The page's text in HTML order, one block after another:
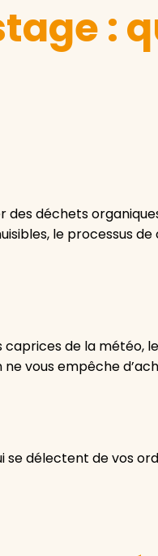
:
déchets
le processus
de la météo,
vous empêche
délectent de vos